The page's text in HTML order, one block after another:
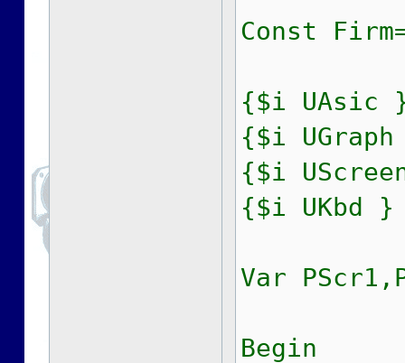
Const
{$i UAsic
{$i
{$i
{$i UKbd }
Var
Begin